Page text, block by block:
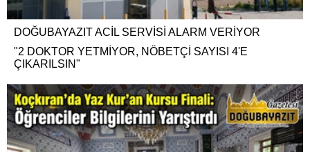
DOĞUBAYAZIT ACİL SERVİSİ ALARM VERİYOR
"2 DOKTOR YETMİYOR, NÖBETÇİ SAYISI 4'E
ÇIKARILSIN"